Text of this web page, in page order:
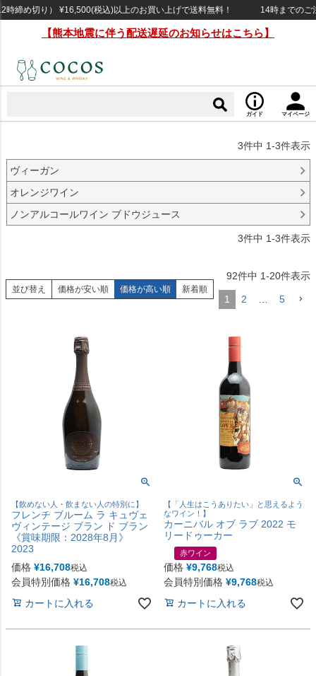
め切り） ¥16,500(税込)以上のお買い上げで送料無料！ 14時までのご
【熊本地震に伴う配送遅延のお知らせはこちら】
ガイド マイページ
3件中 1-3件表示
ヴィーガン
オレンジワイン
ノンアルコールワイン ブドウジュース
3件中 1-3件表示
並び替え 価格が安い順 価格が高い順 新着順
92件中 1-20件表示
1 2 5
【飲めない人・飲まない人の特別に】
フレンチ ブルーム ラ キュヴェ
ヴィンテージ ブラン ド ブラン
《賞味期限：2028年8月》
2023
価格 ¥16,708税込
会員特別価格 ¥16,708税込
カートに入れる
【「人生はこうありたい」と思えるよう
なワイン！】
カーニバル オブ ラブ 2022 モ
リードゥーカー
赤ワイン
価格 ¥9,768税込
会員特別価格 ¥9,768税込
カートに入れる